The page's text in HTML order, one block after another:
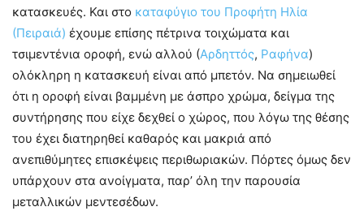
κατασκευές. Και στο καταφύγιο του Προφήτη Ηλία
(Πειραιά) έχουμε επίσης πέτρινα τοιχώματα και
τσιμεντένια οροφή, ενώ αλλού (Αρδηττός, Ραφήνα)
ολόκληρη η κατασκευή είναι από μπετόν. Να σημειωθεί
ότι η οροφή είναι βαμμένη με άσπρο χρώμα, δείγμα της
συντήρησης που είχε δεχθεί ο χώρος, που λόγω της θέσης
του έχει διατηρηθεί καθαρός και μακριά από
ανεπιθύμητες επισκέψεις περιθωριακών. Πόρτες όμως δεν
υπάρχουν στα ανοίγματα, παρ’ όλη την παρουσία
μεταλλικών μεντεσέδων.